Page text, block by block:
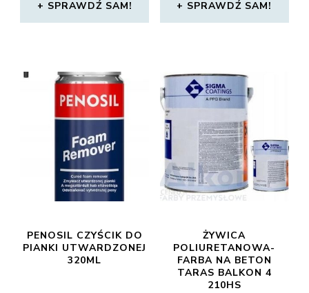
SPRAWDŹ SAM! SPRAWDŹ SAM!
PENOSIL CZYŚCIK DO
PIANKI UTWARDZONEJ
320ML
ŻYWICA
POLIURETANOWA-
FARBA NA BETON
TARAS BALKON 4
210HS